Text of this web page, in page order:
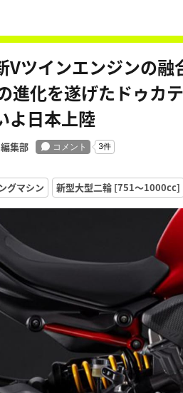
Vツインエンジンの
進化を遂げたドゥカ
よ日本上陸
集部
グマシン 新型大型二輪 [751〜1000cc]